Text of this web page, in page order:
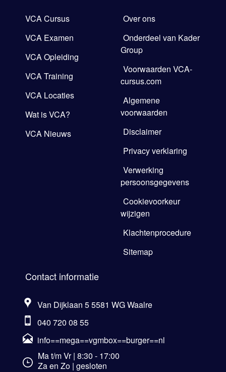
VCA Cursus
VCA Examen
VCA Opleiding
VCA Training
VCA Locaties
Wat is VCA?
VCA Nieuws
Over ons
Onderdeel van Kader
Group
Voorwaarden VCA-
cursus.com
Algemene
voorwaarden
Disclaimer
Privacy verklaring
Verwerking
persoonsgegevens
Cookievoorkeur
wijzigen
Klachtenprocedure
Sitemap
Contact informatie
Van Dijklaan 5 5581 WG Waalre
040 720 08 55
info==mega==vgmbox==burger==nl
Ma t/m Vr | 8:30 - 17:00
Za en Zo | gesloten